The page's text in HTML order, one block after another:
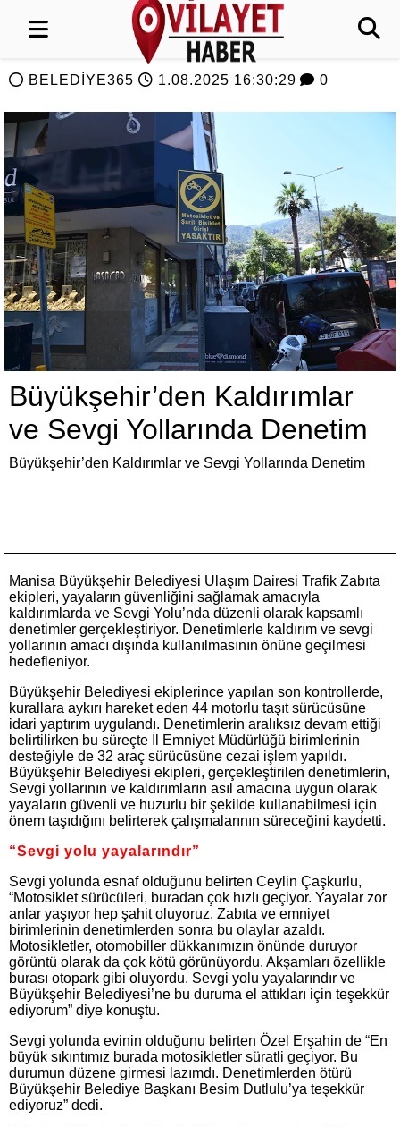
BELEDİYE365 1.08.2025 16:30:29 0
Büyükşehir’den Kaldırımlar
ve Sevgi Yollarında Denetim
Büyükşehir’den Kaldırımlar ve Sevgi Yollarında Denetim
Manisa Büyükşehir Belediyesi Ulaşım Dairesi Trafik Zabıta
ekipleri, yayaların güvenliğini sağlamak amacıyla
kaldırımlarda ve Sevgi Yolu’nda düzenli olarak kapsamlı
denetimler gerçekleştiriyor. Denetimlerle kaldırım ve sevgi
yollarının amacı dışında kullanılmasının önüne geçilmesi
hedefleniyor.
Büyükşehir Belediyesi ekiplerince yapılan son kontrollerde,
kurallara aykırı hareket eden 44 motorlu taşıt sürücüsüne
idari yaptırım uygulandı. Denetimlerin aralıksız devam ettiği
belirtilirken bu süreçte İl Emniyet Müdürlüğü birimlerinin
desteğiyle de 32 araç sürücüsüne cezai işlem yapıldı.
Büyükşehir Belediyesi ekipleri, gerçekleştirilen denetimlerin,
Sevgi yollarının ve kaldırımların asıl amacına uygun olarak
yayaların güvenli ve huzurlu bir şekilde kullanabilmesi için
önem taşıdığını belirterek çalışmalarının süreceğini kaydetti.
“Sevgi yolu yayalarındır”
Sevgi yolunda esnaf olduğunu belirten Ceylin Çaşkurlu,
“Motosiklet sürücüleri, buradan çok hızlı geçiyor. Yayalar zor
anlar yaşıyor hep şahit oluyoruz. Zabıta ve emniyet
birimlerinin denetimlerden sonra bu olaylar azaldı.
Motosikletler, otomobiller dükkanımızın önünde duruyor
görüntü olarak da çok kötü görünüyordu. Akşamları özellikle
burası otopark gibi oluyordu. Sevgi yolu yayalarındır ve
Büyükşehir Belediyesi’ne bu duruma el attıkları için teşekkür
ediyorum” diye konuştu.
Sevgi yolunda evinin olduğunu belirten Özel Erşahin de “En
büyük sıkıntımız burada motosikletler süratli geçiyor. Bu
durumun düzene girmesi lazımdı. Denetimlerden ötürü
Büyükşehir Belediye Başkanı Besim Dutlulu’ya teşekkür
ediyoruz” dedi.